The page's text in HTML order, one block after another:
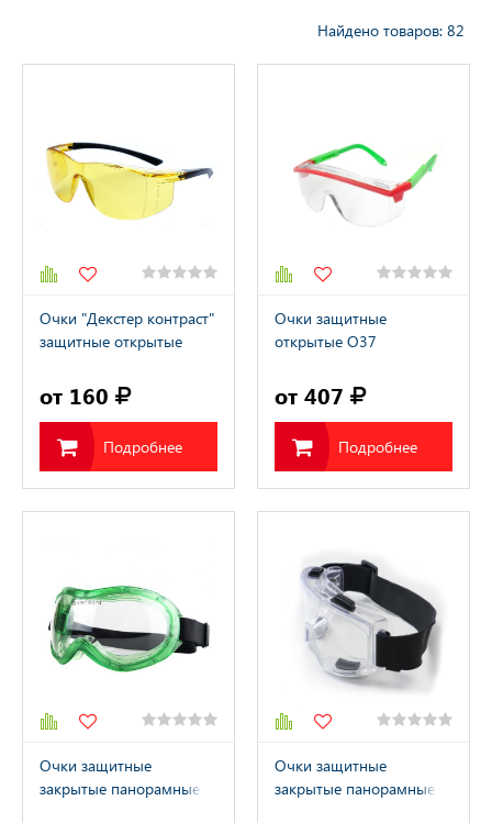
Защиты Рук
защиты от
с высоты
Найдено товаров: 82
Очки "Декстер контраст"
защитные открытые
запотевания)
от 160
Подробнее
Очки защитные
открытые О37
Стронг Гласс
прозрачные
от 407
Подробнее
Очки защитные
закрытые панорамные
Очки защитные
закрытые панорамные